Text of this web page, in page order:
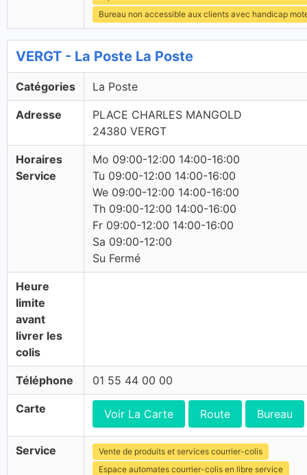
Bureau non accessible aux clients avec handicap
VERGT - La Poste La Poste
Catégories La Poste
Adresse
PLACE CHARLES MANGOLD
24380 VERGT
Horaires
Service
Mo 09:00-12:00 14:00-16:00
Tu 09:00-12:00 14:00-16:00
We 09:00-12:00 14:00-16:00
Th 09:00-12:00 14:00-16:00
Fr 09:00-12:00 14:00-16:00
Sa 09:00-12:00
Su Fermé
Heure
limite
avant
livrer les
colis
Téléphone 01 55 44 00 00
Carte Voir La Carte Route Bureau
Service
Vente de produits et services courrier-colis
Espace automates courrier-colis en libre service